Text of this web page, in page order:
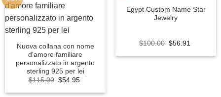
Egypt Custom Name Star
Jewelry
$100.00 Original
was:
$56.91
is:
Nuova collana con nome
d'amore familiare
personalizzato in argento
sterling 925 per lei
$115.00 Original
was:
$54.95Current
is: